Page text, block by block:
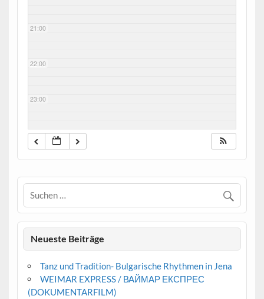
21:00
22:00
23:00
Neueste Beiträge
Tanz und Tradition- Bulgarische Rhythmen in Jena
WEIMAR EXPRESS / ВАЙМАР ЕКСПРЕС
(DOKUMENTARFILM)